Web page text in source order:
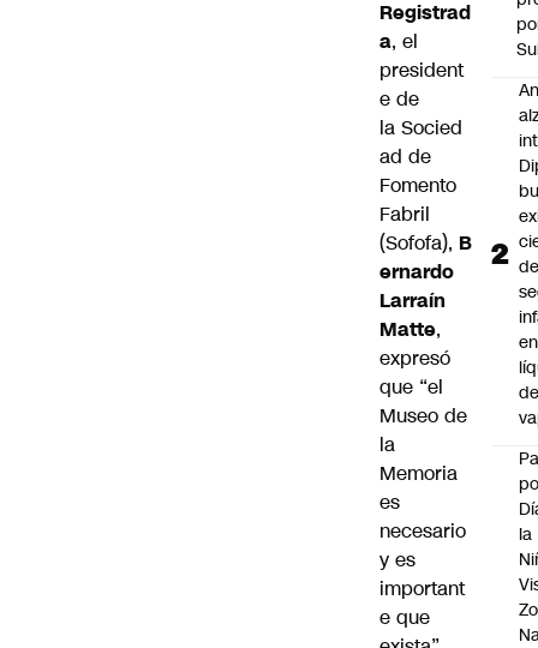
Registrad
a, el
president
e de
la Socied
ad de
Fomento
Fabril
(Sofofa), B
ernardo
Larraín
Matte,
expresó
que “el
Museo de
la
Memoria
es
necesario
y es
important
e que
de
en
de
la